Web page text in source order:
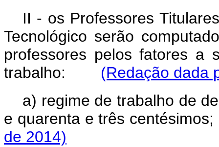
II - os Professores
Tecnológico serão
professores pelos fatores a
trabalho:
(Redação dada
a) regime de trabalho de
e quarenta e três centésimos;
de 2014)